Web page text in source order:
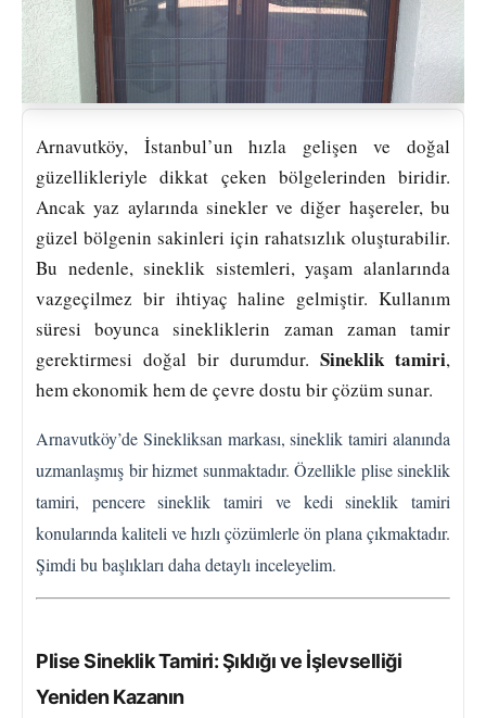
Arnavutköy, İstanbul’un hızla gelişen ve doğal
güzellikleriyle dikkat çeken bölgelerinden biridir.
Ancak yaz aylarında sinekler ve diğer haşereler, bu
güzel bölgenin sakinleri için rahatsızlık oluşturabilir.
Bu nedenle, sineklik sistemleri, yaşam alanlarında
vazgeçilmez bir ihtiyaç haline gelmiştir. Kullanım
süresi boyunca sinekliklerin zaman zaman tamir
gerektirmesi doğal bir durumdur. Sineklik tamiri,
hem ekonomik hem de çevre dostu bir çözüm sunar.
Arnavutköy’de Sinekliksan markası, sineklik tamiri alanında
uzmanlaşmış bir hizmet sunmaktadır. Özellikle plise sineklik
tamiri, pencere sineklik tamiri ve kedi sineklik tamiri
konularında kaliteli ve hızlı çözümlerle ön plana çıkmaktadır.
Şimdi bu başlıkları daha detaylı inceleyelim.
Plise Sineklik Tamiri: Şıklığı ve İşlevselliği
Yeniden Kazanın